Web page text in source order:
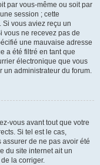
par vous-même ou soit par
session ; cette
vous aviez reçu un
vous ne recevez pas de
une mauvaise adresse
a été filtré en tant que
électronique que vous
un administrateur du forum.
vous avant tout que votre
Si tel est le cas,
de ne pas avoir été
du site internet ait un
la corriger.